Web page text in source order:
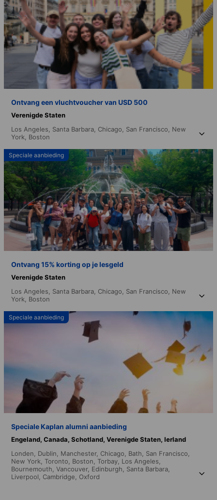
Ontvang een vluchtvoucher van USD 500
Verenigde Staten
Los Angeles, Santa Barbara, Chicago, San Francisco, New
York, Boston
Speciale aanbieding
Ontvang 15% korting op je lesgeld
Verenigde Staten
Los Angeles, Santa Barbara, Chicago, San Francisco, New
York, Boston
Speciale aanbieding
Speciale Kaplan alumni aanbieding
Engeland, Canada, Schotland, Verenigde Staten, Ierland
Londen, Dublin, Manchester, Chicago, Bath, San Francisco,
New York, Toronto, Boston, Torbay, Los Angeles,
Bournemouth, Vancouver, Edinburgh, Santa Barbara,
Liverpool, Cambridge, Oxford